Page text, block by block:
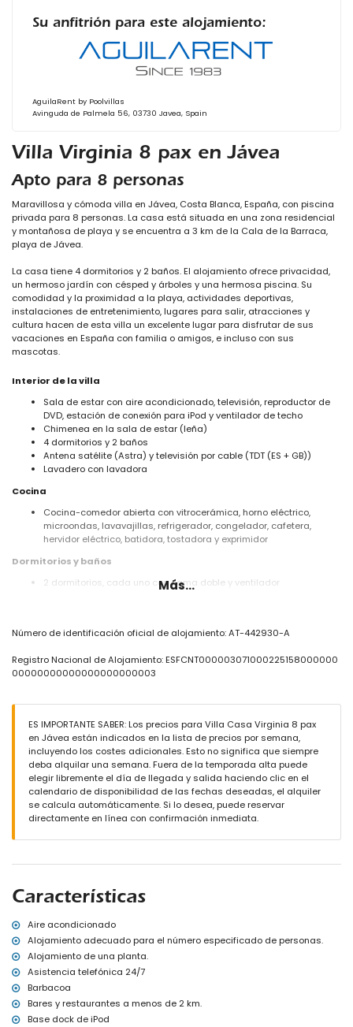
Villa Virginia 8 pax en Jávea
Apto para 8 personas
Maravillosa y cómoda villa en Jávea, Costa Blanca, España, con piscina
privada para 8 personas. La casa está situada en una zona residencial
y montañosa de playa y se encuentra a 3 km de la Cala de la Barraca,
playa de Jávea.
La casa tiene 4 dormitorios y 2 baños. El alojamiento ofrece privacidad,
un hermoso jardín con césped y árboles y una hermosa piscina. Su
comodidad y la proximidad a la playa, actividades deportivas,
instalaciones de entretenimiento, lugares para salir, atracciones y
cultura hacen de esta villa un excelente lugar para disfrutar de sus
vacaciones en España con familia o amigos, e incluso con sus
mascotas.
Interior de la villa
Sala de estar con aire acondicionado, televisión, reproductor de
DVD, estación de conexión para iPod y ventilador de techo
Chimenea en la sala de estar (leña)
4 dormitorios y 2 baños
Antena satélite (Astra) y televisión por cable (TDT (ES + GB))
Lavadero con lavadora
Cocina
Cocina-comedor abierta con vitrocerámica, horno eléctrico,
microondas, lavavajillas, refrigerador, congelador, cafetera,
hervidor eléctrico, batidora, tostadora y exprimidor
Dormitorios y baños
2 dormitorios, cada uno con cama doble y ventilador
Exterior de la villa
Piscina privada de 10m x 5m y 2m de profundidad
Hermoso jardín con césped y árboles, y muebles de jardín con
2 terrazas
Cocina exterior y barbacoa
Zona de estar y comedor al aire libre
2 plazas de aparcamiento cubiertas privadas y 2 plazas de
aparcamiento privadas
Más información
Pueblo más cercano: Jávea (a menos de 5 kilómetros de la villa)
Ribera u orilla más cercana: Mediterráneo, Jávea (a menos de 3
Playa más cercana: Cala de la Barraca, Jávea (a menos de 3
Parque más cercano: La Guardia, Jávea (a menos de 3 kilómetros
Aeropuerto más cercano: Alicante (a menos de 100 kilómetros de
la villa)
Segundo aeropuerto más cercano: Valencia (> 100 kilómetros)
Se admiten mascotas
El alojamiento es muy adecuado para familias con niños
Instalaciones y servicios incluidos en el precio del alquiler de la
villa
Más...
Número de identificación oficial de alojamiento: AT-442930-A
Registro Nacional de Alojamiento: ESFCNT000003071000225158000000
00000000000000000000003
ES IMPORTANTE SABER: Los precios para Villa Casa Virginia 8 pax
en Jávea están indicados en la lista de precios por semana,
incluyendo los costes adicionales. Esto no significa que siempre
deba alquilar una semana. Fuera de la temporada alta puede
elegir libremente el día de llegada y salida haciendo clic en el
calendario de disponibilidad de las fechas deseadas, el alquiler
se calcula automáticamente. Si lo desea, puede reservar
directamente en línea con confirmación inmediata.
Características
Aire acondicionado
Alojamiento adecuado para el número especificado de personas.
Alojamiento de una planta.
Asistencia telefónica 24/7
Barbacoa
Bares y restaurantes a menos de 2 km.
Base dock de iPod
Su anfitrión para este alojamiento:
AguilaRent by Poolvillas
Avinguda de Palmela 56, 03730 Javea, Spain